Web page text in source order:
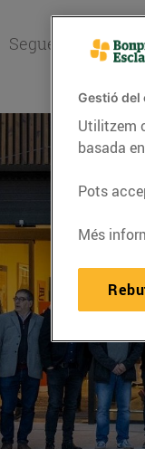
Segueix
Gestió del
Utilitzem
basada
Pots
Més